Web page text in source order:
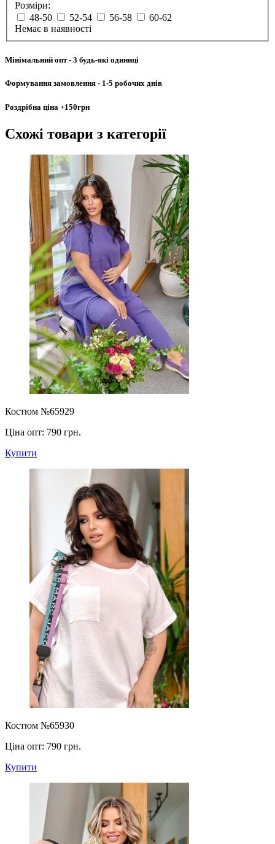
Розміри:
48-50
52-54 56-58
60-62
Немає в наявності
Мінімальний опт- 3 будь-які одиниці
Формування замовлення - 1-5 робочих днів
Роздрібна ціна +150грн
Схожі товари з категорії
Костюм №65929
Ціна опт: 790 грн.
Купити
Костюм №65930
Ціна опт: 790 грн.
Купити